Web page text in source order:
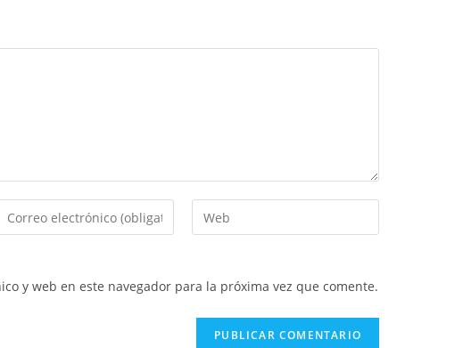
Introduce
correo
Introduce
la
web
(opcional)
y web en este navegador para la próxima vez que comente.